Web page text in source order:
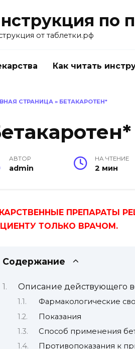
по
от таблетки.рф
Как читать
СТРАНИЦА » БЕТАКАРОТЕН*
АВТОР
admin
НА ЧТЕНИЕ
2 мин
ПРЕПАРАТЫ
ТОЛЬКО ВРАЧОМ.
Содержание
Описание действующего
Фармакологические
Показания
Способ применения
Противопоказания к